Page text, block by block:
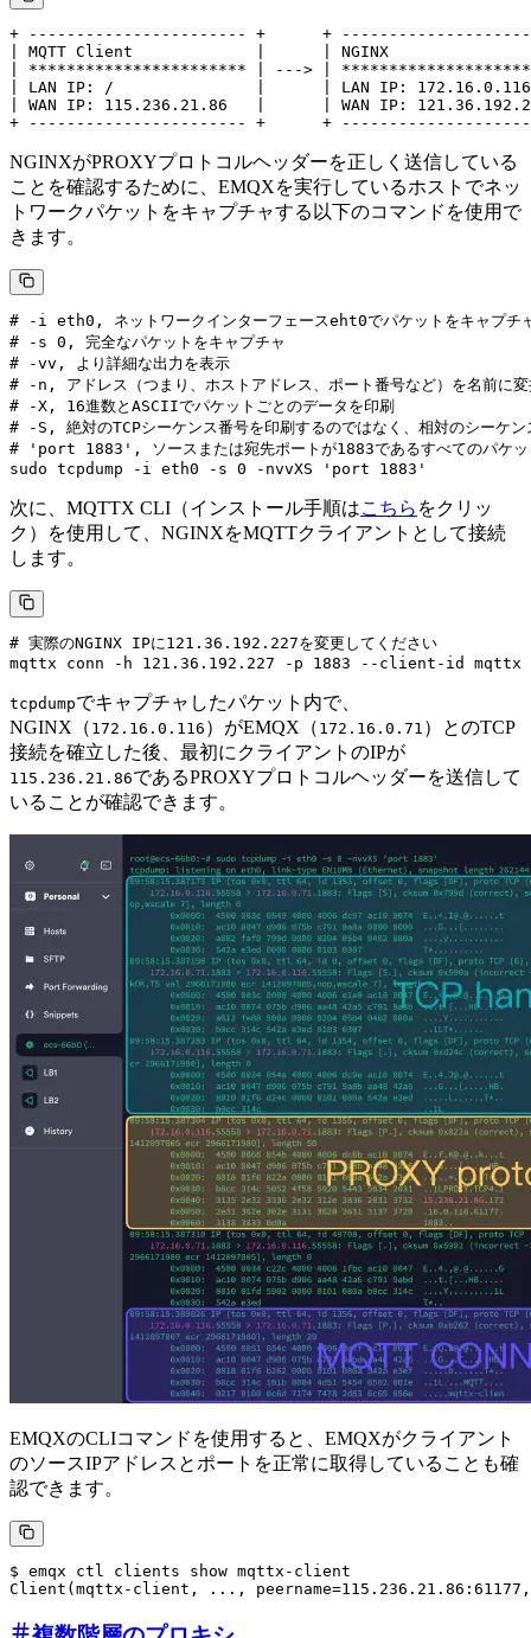
+ ----------------------- +      +
| MQTT Client             |      | NGINX
| *********************** | ---> |
| LAN IP: /               |      | LAN IP:
| WAN IP: 115.236.21.86   |      | WAN IP:
NGINXがPROXYプロトコルヘッダーを正しく送信している
ことを確認するために、EMQXを実行しているホストでネッ
トワークパケットをキャプチャする以下のコマンドを使用で
きます。
# -i eth0, ネットワークインターフェースeht0でパケットをキャプチ
# -s 0, 完全なパケットをキャプチャ
# -vv, より詳細な出力を表示
# -n, アドレス（つまり、ホストアドレス、ポート番号など）を名前に変
# -X, 16進数とASCIIでパケットごとのデータを印刷
# -S, 絶対のTCPシーケンス番号を印刷するのではなく、相対のシーケン
# 'port 1883', ソースまたは宛先ポートが1883であるすべてのパケッ
次に、MQTTX CLI（インストール手順はこちら をクリッ
ク）を使用して、NGINXをMQTTクライアントとして接続
します。
# 実際のNGINX IPに121.36.192.227を変更してください
tcpdumpでキャプチャしたパケット内で、
NGINX（ 172.16.0.116 ）がEMQX（ 172.16.0.71 ）とのTCP
接続を確立した後、最初にクライアントのIPが
115.236.21.86であるPROXYプロトコルヘッダーを送信して
いることが確認できます。
EMQXのCLIコマンドを使用すると、EMQXがクライアント
のソースIPアドレスとポートを正常に取得していることも確
認できます。
$ emqx ctl clients show mqttx-client